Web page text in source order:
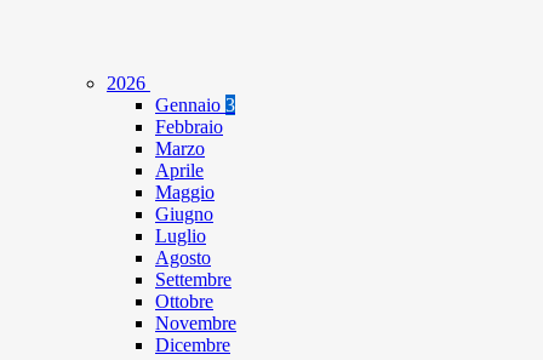
2026
Gennaio 3
Febbraio
Marzo
Aprile
Maggio
Giugno
Luglio
Agosto
Settembre
Ottobre
Novembre
Dicembre